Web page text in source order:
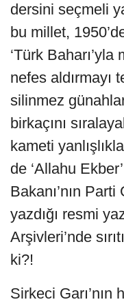
dersini seçmeli
bu millet,
‘Türk
nefes aldırmayı
silinmez
birkaçını
kameti
de ‘Allahu
Bakanı’nın
yazdığı resmi
Arşivleri’nde
ki?!
Sirkeci